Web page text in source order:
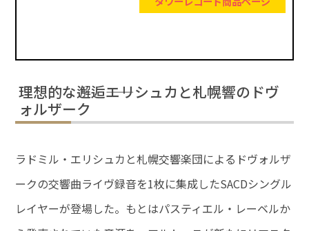
理想的な邂逅――エリシュカと札幌響のドヴ
ォルザーク
ラドミル・エリシュカと札幌交響楽団によるドヴォルザ
ークの交響曲ライヴ録音を1枚に集成したSACDシングル
レイヤーが登場した。もとはパスティエル・レーベルか